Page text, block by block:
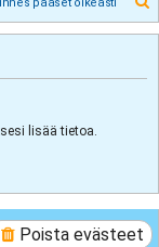
pääset oikeasti
lisää tietoa.
Poista evästeet